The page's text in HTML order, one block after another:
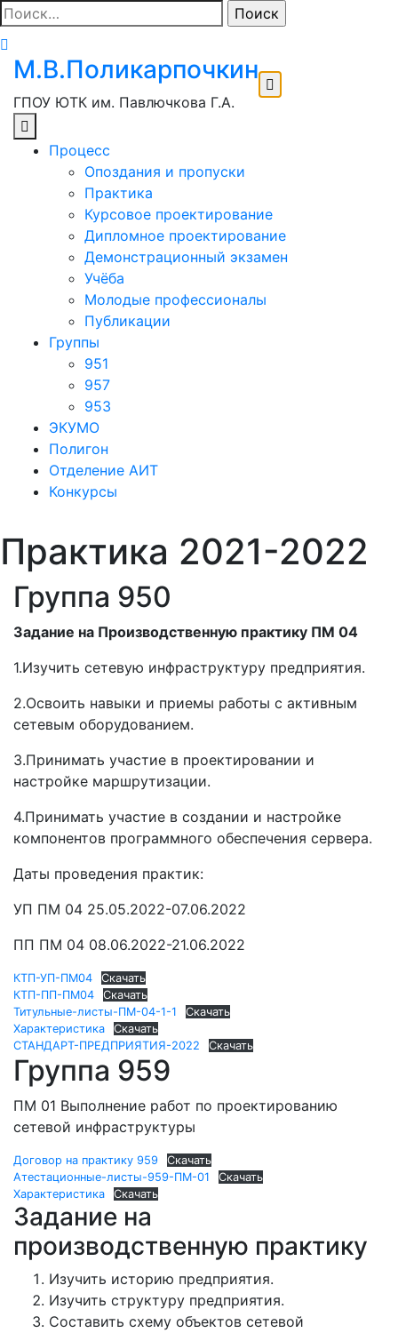
Перейти
к
содержимому
Найти:
М.В.Поликарпочкин
ГПОУ ЮТК им. Павлючкова Г.А.
Процесс
Опоздания и пропуски
Практика
Курсовое проектирование
Дипломное проектирование
Демонстрационный экзамен
Учёба
Молодые профессионалы
Публикации
Группы
951
957
953
ЭКУМО
Полигон
Отделение АИТ
Конкурсы
Практика 2021-2022
Группа 950
Задание на Производственную практику ПМ 04
1.Изучить сетевую инфраструктуру предприятия.
2.Освоить навыки и приемы работы с активным
сетевым оборудованием.
3.Принимать участие в проектировании и
настройке маршрутизации.
4.Принимать участие в создании и настройке
компонентов программного обеспечения сервера.
Даты проведения практик:
УП ПМ 04 25.05.2022-07.06.2022
ПП ПМ 04 08.06.2022-21.06.2022
КТП-УП-ПМ04
Скачать
КТП-ПП-ПМ04
Скачать
Титульные-листы-ПМ-04-1-1
Скачать
Характеристика
Скачать
СТАНДАРТ-ПРЕДПРИЯТИЯ-2022
Скачать
Группа 959
ПМ 01 Выполнение работ по проектированию
сетевой инфраструктуры
Договор на практику 959
Скачать
Атестационные-листы-959-ПМ-01
Скачать
Характеристика
Скачать
Задание на
производственную практику
Изучить историю предприятия.
Изучить структуру предприятия.
Составить схему объектов сетевой